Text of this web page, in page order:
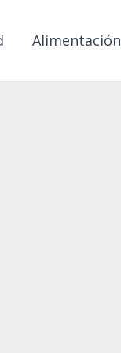
Alimentación